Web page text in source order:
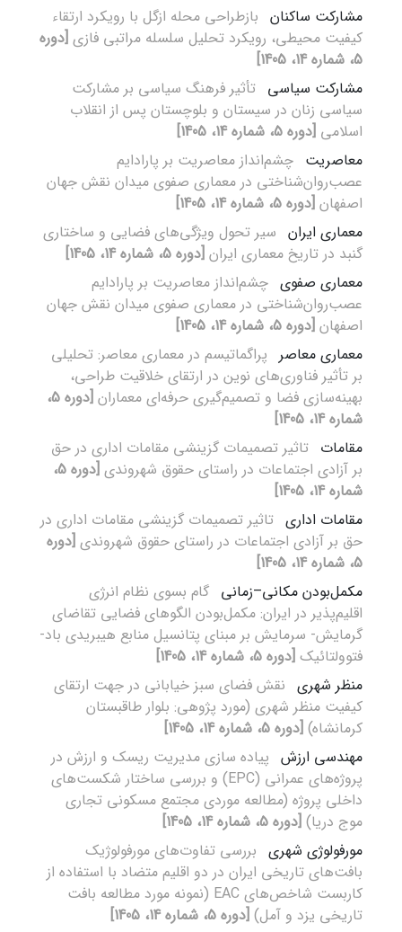
مشارکت ساکنان بازطراحی محله ازگل با رویکرد ارتقاء
کیفیت محیطی، رویکرد تحلیل سلسله مراتبی فازی [دوره
5، شماره 14، 1405]
مشارکت سیاسی تأثیر فرهنگ سیاسی بر مشارکت
سیاسی زنان در سیستان و بلوچستان پس از انقلاب
اسلامی [دوره 5، شماره 14، 1405]
معاصریت چشم‌انداز معاصریت بر پارادایم
عصب‌روان‌شناختی در معماری صفوی میدان نقش‌ جهان
اصفهان [دوره 5، شماره 14، 1405]
معماری ایران سیر تحول ویژگی‌های فضایی و ساختاری
گنبد در تاریخ معماری ایران [دوره 5، شماره 14، 1405]
معماری صفوی چشم‌انداز معاصریت بر پارادایم
عصب‌روان‌شناختی در معماری صفوی میدان نقش‌ جهان
اصفهان [دوره 5، شماره 14، 1405]
معماری معاصر پراگماتیسم در معماری معاصر: تحلیلی
بر تأثیر فناوری‌های نوین در ارتقای خلاقیت طراحی،
بهینه‌سازی فضا و تصمیم‌گیری حرفه‌ای معماران
[دوره 5،
شماره 14، 1405]
مقامات تاثیر تصمیمات گزینشی مقامات اداری در حق
بر آزادی اجتماعات در راستای حقوق شهروندی
[دوره 5،
شماره 14، 1405]
مقامات اداری تاثیر تصمیمات گزینشی مقامات اداری در
حق بر آزادی اجتماعات در راستای حقوق شهروندی [دوره
5، شماره 14، 1405]
مکمل‌بودن مکانی–زمانی گام بسوی نظام انرژی
اقلیم‌پذیر در ایران: مکمل‌بودن الگوهای فضایی تقاضای
گرمایش- سرمایش بر مبنای پتانسیل منابع هیبریدی باد-
فتوولتائیک [دوره 5، شماره 14، 1405]
منظر شهری نقش فضای سبز خیابانی در جهت ارتقای
کیفیت منظر شهری (مورد پژوهی: بلوار طاقبستان
کرمانشاه) [دوره 5، شماره 14، 1405]
مهندسی ارزش پیاده سازی مدیریت ریسک و ارزش در
پروژه‌های عمرانی (EPC) و بررسی ساختار شکست‌های
داخلی پروژه (مطالعه موردی مجتمع مسکونی تجاری
موج دریا) [دوره 5، شماره 14، 1405]
مورفولوژی شهری بررسی تفاوت‌های مورفولوژیک
بافت‌های تاریخی ایران در دو اقلیم متضاد با استفاده از
کاربست شاخص‌های EAC (نمونه مورد مطالعه بافت
تاریخی یزد و آمل) [دوره 5، شماره 14، 1405]